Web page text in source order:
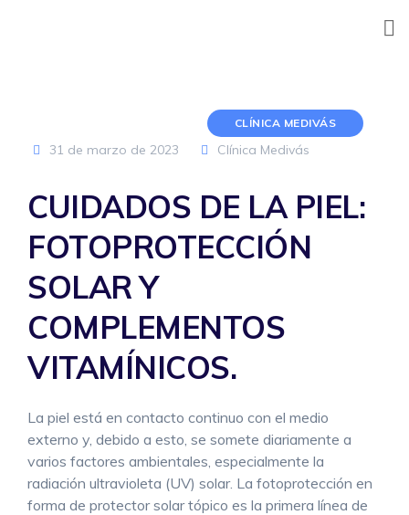
CLÍNICA MEDIVÁS
31 de marzo de 2023 Clínica Medivás
CUIDADOS DE LA PIEL:
FOTOPROTECCIÓN
SOLAR Y
COMPLEMENTOS
VITAMÍNICOS.
La piel está en contacto continuo con el medio
externo y, debido a esto, se somete diariamente a
varios factores ambientales, especialmente la
radiación ultravioleta (UV) solar. La fotoprotección en
forma de protector solar tópico es la primera línea de